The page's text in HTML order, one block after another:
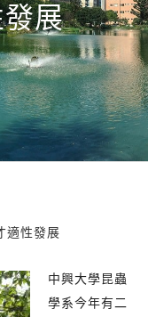
展
適性發展
中興大學昆蟲
學系今年有二